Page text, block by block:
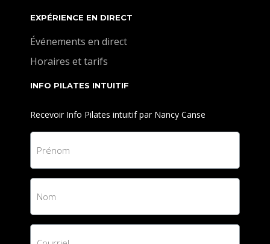
EXPÉRIENCE EN DIRECT
Événements en direct
Horaires et tarifs
INFO PILATES INTUITIF
Recevoir Info Pilates intuitif par Nancy Canse